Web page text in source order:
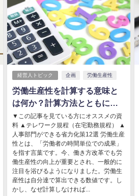
経営人トピック 企画 労働生産性
労働生産性を計算する意味と
は何か？計算方法とともにご
紹介
▼この記事を見ている方にオススメの資
料 ▲テレワーク規程（在宅勤務規程） ▲
人事部門ができる省力化策12選 労働生産
性とは、「労働者の時間単位での成果」
を指す言葉です。今、働き方改革でも労
働生産性の向上が重要とされ、一般的に
注目を浴びるようになりました。労働生
産性は自分達で算出できる数値です。し
かし、なぜ計算しなければ...